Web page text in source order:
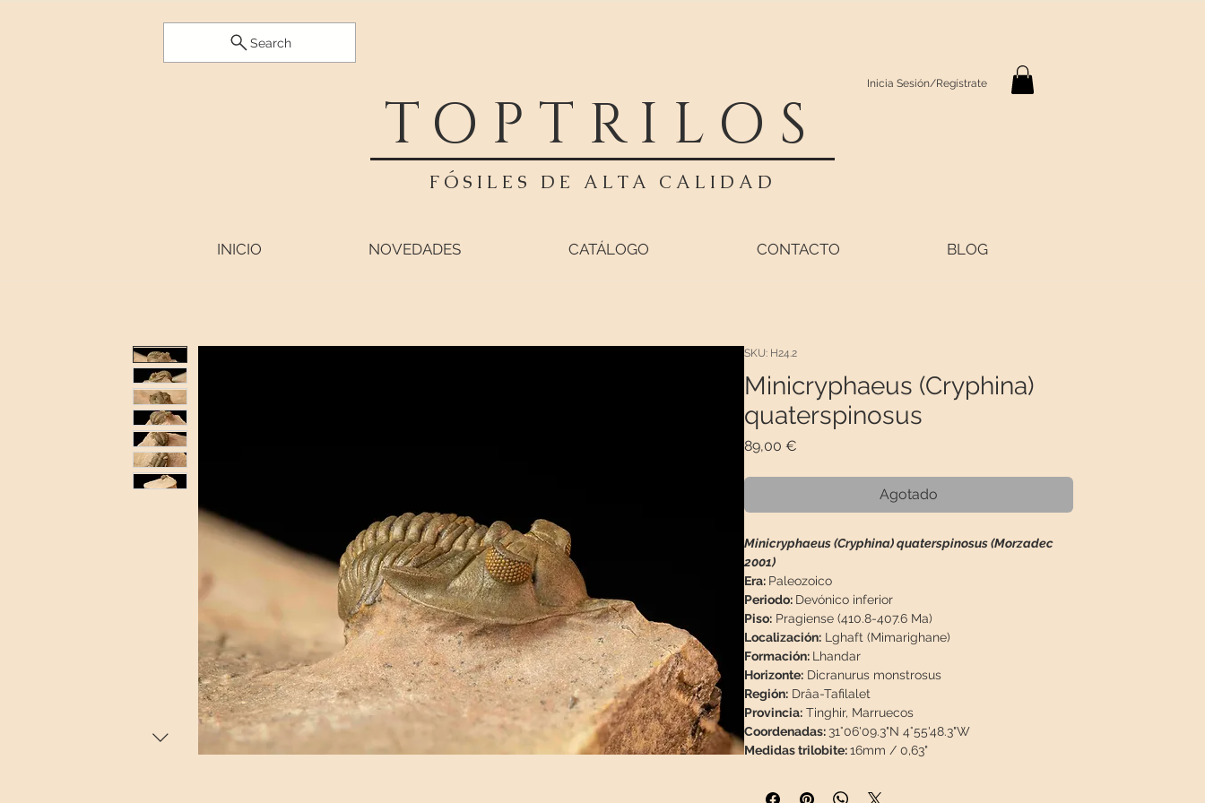
Search
TOPTRILOS
FÓSILES DE ALTA CALIDAD
Inicia Sesión/Regístrate
INICIO NOVEDADES CATÁLOGO CONTACTO BLOG
SKU: H24.2
Minicryphaeus (Cryphina)
quaterspinosus
89,00 €Precio
Agotado
Minicryphaeus (Cryphina) quaterspinosus (Morzadec
2001)
Era: Paleozoico
Periodo: Devónico inferior
Piso:Pragiense (410.8-407.6 Ma)
Localización:Lghaft (Mimarighane)
Formación: Lhandar
Horizonte:Dicranurus monstrosus
Región:Drâa-Tafilalet
Provincia:Tinghir, Marruecos
Coordenadas: 31°06'09.3"N 4°55'48.3"W
Medidas trilobite:16mm / 0,63"
169g / 0,374lb